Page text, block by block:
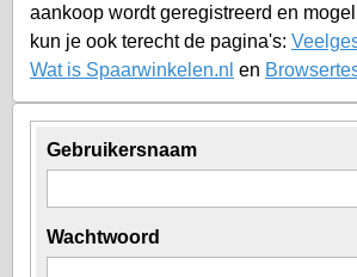
Gebruikersnaam
Wachtwoord
aankoop wordt geregistreerd en
kun je ook terecht de pagina's:
Wat is Spaarwinkelen.nl en